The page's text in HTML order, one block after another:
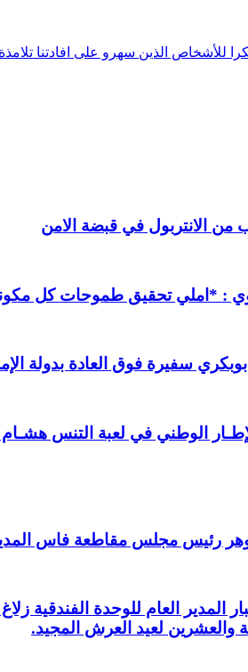
للأشخاص الذين سهرو على افادتنا تلامذة
من الانتربول في قبضة الامن
: *املي تحقيق طموحات كل
سفيرة فوق العادة بدولة
الوطني في لعبة التنس هشـام
رئيس مجلس مقاطعة فاس المدينة يهنئ
المدير العام للوحدة
والعشرين لعيد العرش المجيد.